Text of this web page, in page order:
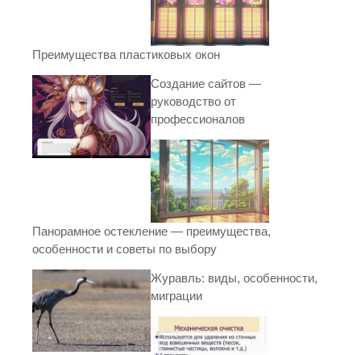
Преимущества пластиковых окон
Создание сайтов —
руководство от
профессионалов
Панорамное остекление — преимущества,
особенности и советы по выбору
Журавль: виды, особенности,
миграции